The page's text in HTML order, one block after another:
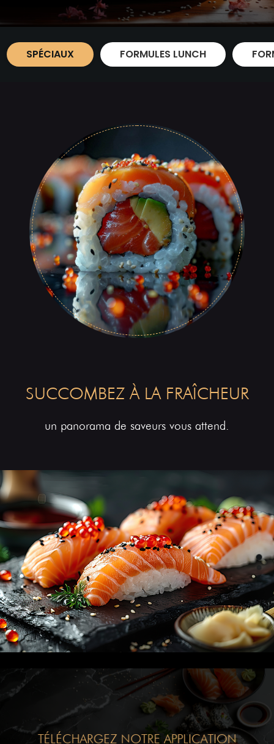
SPÉCIAUX FORMULES LUNCH
SUCCOMBEZ À LA FRAÎCHEUR
un panorama de saveurs vous attend.
TÉLÉCHARGEZ NOTRE APPLICATION